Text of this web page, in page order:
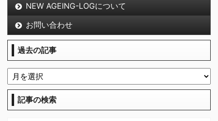
NEW AGEING-LOGについて
お問い合わせ
過去の記事
記事の検索